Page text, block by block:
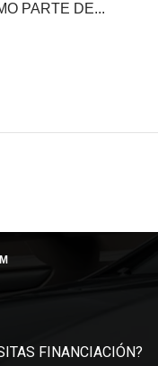
PARTE DE...
FINANCIACIÓN?